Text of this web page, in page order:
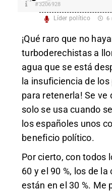
#3206928
Líder político 6
¡Qué raro que no
turboderechistas a
agua que se está
la insuficiencia de
para retenerla! Se ve
solo se usa cuando
los españoles unos
beneficio político.
Por cierto, con todos
60 y el 90 %, los de
están en el 30 %. Me